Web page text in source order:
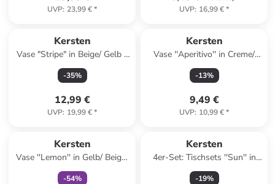
UVP: 23,99 €*
UVP: 16,99 €*
Kersten
Vase "Stripe" in Beige/ Gelb -
(H)18 x Ø 12 cm
-35%
12,99 €
UVP: 19,99 €*
Kersten
Vase ''Aperitivo'' in Creme/
Rosa - (H)20,7 cm - Ø 7 cm
-13%
9,49 €
UVP: 10,99 €*
Kersten
Vase ''Lemon'' in Gelb/ Beige/
Rot - (H)13 x Ø 19,5 cm
-54%
Kersten
4er-Set: Tischsets ''Sun'' in
Beige/ Gelb - Ø 38 cm
-19%